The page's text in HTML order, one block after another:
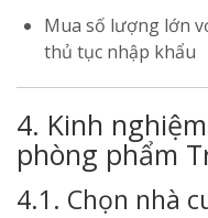
Mua số lượng lớn
thủ tục nhập khẩu
4. Kinh
phòng phẩm
4.1. Chọn nhà